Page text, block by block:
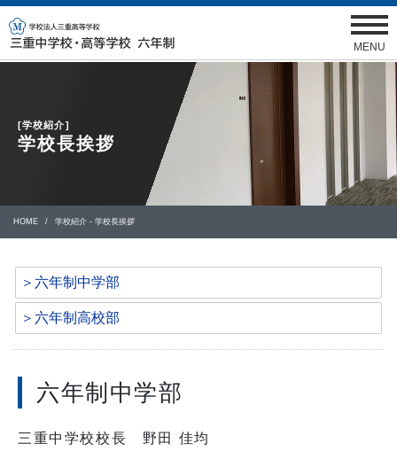
MENU
[学校紹介]
学校長挨拶
HOME 学校紹介 - 学校長挨拶
＞六年制中学部
＞六年制高校部
六年制中学部
三重中学校校長 野田 佳均